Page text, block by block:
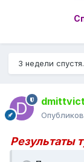
3 недели
Результаты